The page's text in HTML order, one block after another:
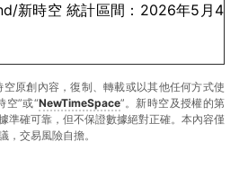
新時空 統計區間：2026年5月4
空原創內容，復制、轉載或以其他任何方式使
空”或“NewTimeSpace”。新時空及授權的第
準確可靠，但不保證數據絕對正確。本內容僅
，交易風險自擔。